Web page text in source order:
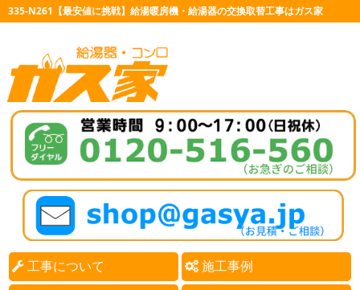
335-N261【最安値に挑戦】給湯暖房機・給湯器の交換取替工事はガス家
工事について 施工事例